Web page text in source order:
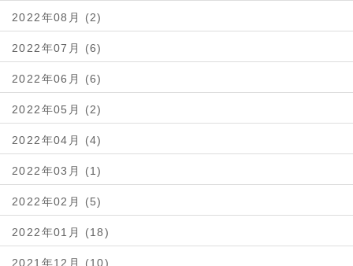
2022年08月 (2)
2022年07月 (6)
2022年06月 (6)
2022年05月 (2)
2022年04月 (4)
2022年03月 (1)
2022年02月 (5)
2022年01月 (18)
2021年12月 (10)